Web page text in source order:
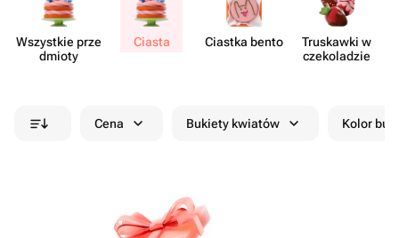
Wszystkie prze​
dmioty
Ciasta Ciastka bento
Truskawki w
czeko​ladzie
Cena Bukiety kwiatów Kolor